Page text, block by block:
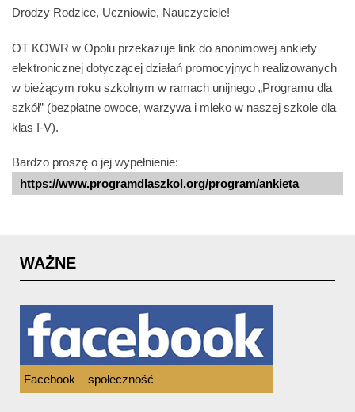
Drodzy Rodzice, Uczniowie, Nauczyciele!
OT KOWR w Opolu przekazuje link do anonimowej ankiety
elektronicznej dotyczącej działań promocyjnych realizowanych
w bieżącym roku szkolnym w ramach unijnego „Programu dla
szkół” (bezpłatne owoce, warzywa i mleko w naszej szkole dla
klas I-V).
Bardzo proszę o jej wypełnienie:
https://www.programdlaszkol.org/program/ankieta
WAŻNE
Facebook – społeczność